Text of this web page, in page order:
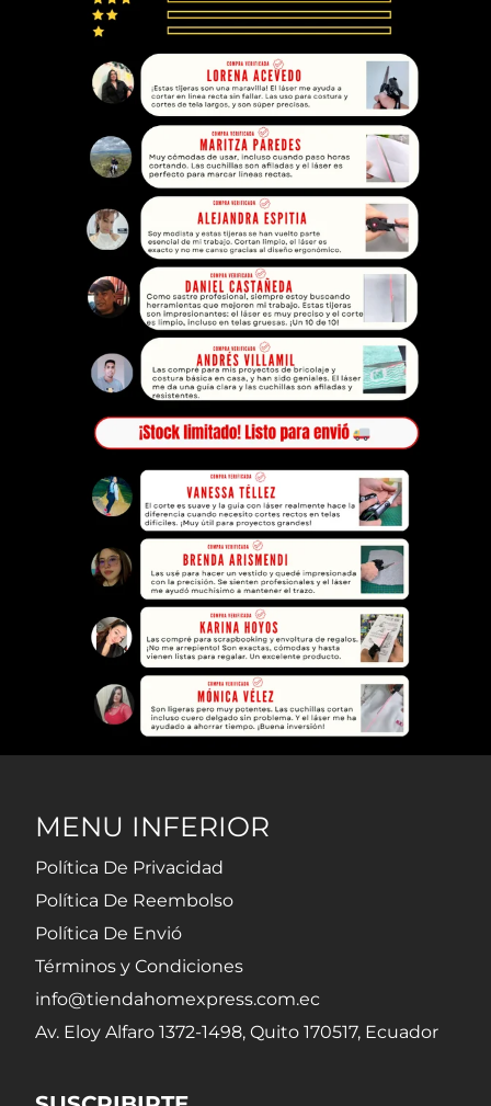
MENU INFERIOR
Política De Privacidad
Política De Reembolso
Política De Envió
Términos y Condiciones
info@tiendahomexpress.com.ec
Av. Eloy Alfaro 1372-1498, Quito 170517, Ecuador